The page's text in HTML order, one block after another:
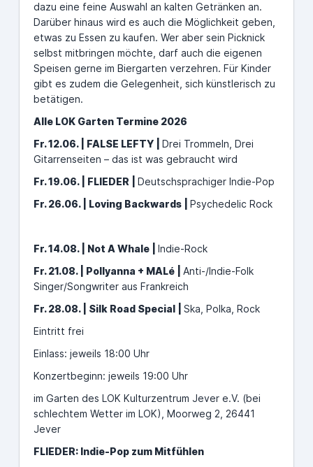
dazu eine feine Auswahl an kalten Getränken an.
Darüber hinaus wird es auch die Möglichkeit geben,
etwas zu Essen zu kaufen. Wer aber sein Picknick
selbst mitbringen möchte, darf auch die eigenen
Speisen gerne im Biergarten verzehren. Für Kinder
gibt es zudem die Gelegenheit, sich künstlerisch zu
betätigen.
Alle LOK Garten Termine 2026
Fr. 12.06. | FALSE LEFTY | Drei Trommeln, Drei
Gitarrenseiten – das ist was gebraucht wird
Fr. 19.06. | FLIEDER | Deutschsprachiger Indie-Pop
Fr. 26.06. | Loving Backwards | Psychedelic Rock
Fr. 14.08. | Not A Whale | Indie-Rock
Fr. 21.08. | Pollyanna + MALé | Anti-/Indie-Folk
Singer/Songwriter aus Frankreich
Fr. 28.08. | Silk Road Special | Ska, Polka, Rock
Eintritt frei
Einlass: jeweils 18:00 Uhr
Konzertbeginn: jeweils 19:00 Uhr
im Garten des LOK Kulturzentrum Jever e.V. (bei
schlechtem Wetter im LOK), Moorweg 2, 26441
Jever
FLIEDER: Indie-Pop zum Mitfühlen